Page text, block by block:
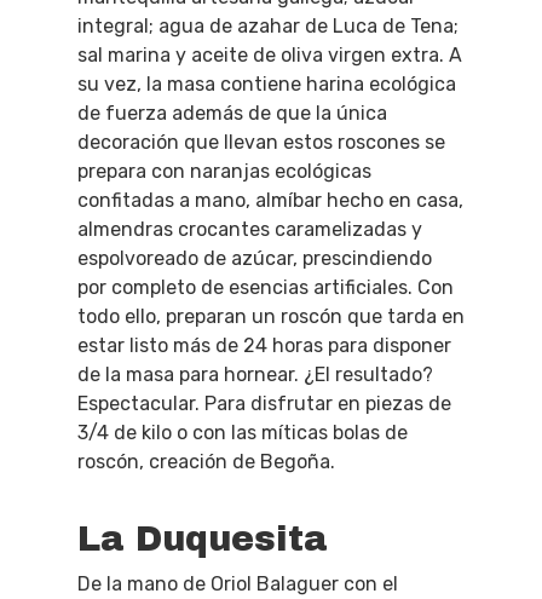
integral; agua de azahar de Luca de Tena;
sal marina y aceite de oliva virgen extra. A
su vez, la masa contiene harina ecológica
de fuerza además de que la única
decoración que llevan estos roscones se
prepara con naranjas ecológicas
confitadas a mano, almíbar hecho en casa,
almendras crocantes caramelizadas y
espolvoreado de azúcar, prescindiendo
por completo de esencias artificiales. Con
todo ello, preparan un roscón que tarda en
estar listo más de 24 horas para disponer
de la masa para hornear. ¿El resultado?
Espectacular. Para disfrutar en piezas de
3/4 de kilo o con las míticas bolas de
roscón, creación de Begoña.
La Duquesita
De la mano de Oriol Balaguer con el